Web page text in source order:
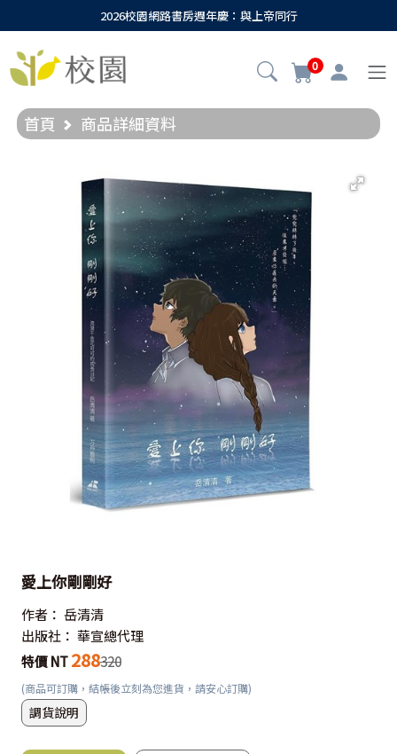
2026校園網路書房週年慶：與上帝同行
0
首頁 商品詳細資料
愛上你剛剛好
作者： 岳清清
出版社： 華宣總代理
特價 NT 288320
(商品可訂購，結帳後立刻為您進貨，請安心訂購)
調貨說明